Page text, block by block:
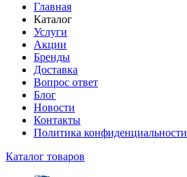
Главная
Каталог
Услуги
Акции
Бренды
Доставка
Вопрос ответ
Блог
Новости
Контакты
Политика конфиденциальности
Каталог товаров